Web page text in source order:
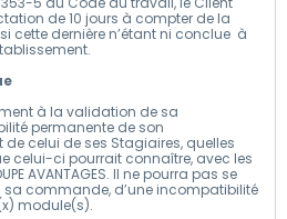
de 10 jours à compter de la
cette dernière n’étant ni conclue à
à la validation de sa
permanente de son
celui de ses Stagiaires, quelles
celui-ci pourrait connaître, avec les
AVANTAGES. Il ne pourra pas se
sa commande, d’une incompatibilité
module(s).